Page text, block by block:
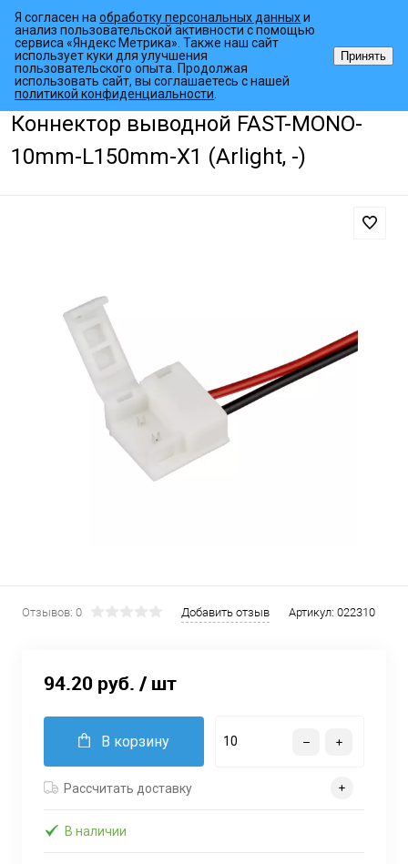
Главная страница • Каталог товаров • Светодиодные ленты
Коннектор выводной FAST-MONO-
10mm-L150mm-X1 (Arlight, -)
Отзывов: 0 Добавить отзыв Артикул: 022310
94.20 руб. / шт
В корзину
Рассчитать доставку
В наличии
Я согласен наобработку персональных данныхи
анализ пользовательской активности с помощью
сервиса «Яндекс Метрика». Также наш сайт
использует куки для улучшения
пользовательского опыта. Продолжая
использовать сайт, вы соглашаетесь с нашей
политикой конфиденциальности
Принять